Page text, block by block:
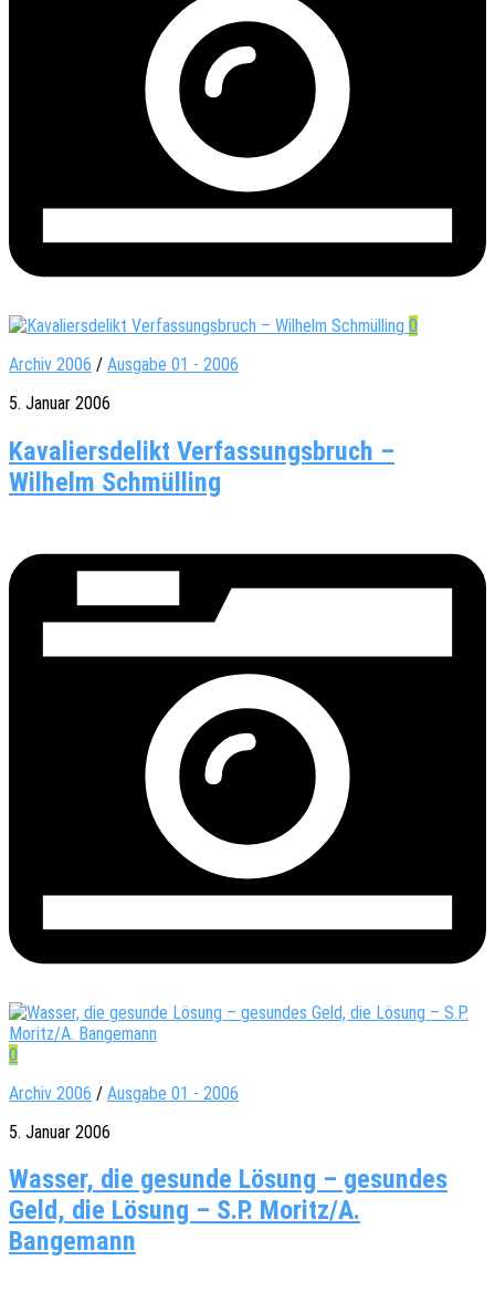
0
Archiv 2006 / Ausgabe 01 - 2006
5. Januar 2006
Kavaliersdelikt Verfassungsbruch –
Wilhelm Schmülling
0
Archiv 2006 / Ausgabe 01 - 2006
5. Januar 2006
Wasser, die gesunde Lösung – gesundes
Geld, die Lösung – S.P. Moritz/A.
Bangemann